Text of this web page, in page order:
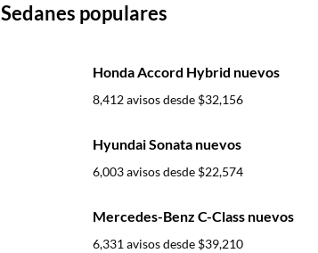
Sedanes populares
Honda Accord Hybrid nuevos
8,412 avisos desde $32,156
Hyundai Sonata nuevos
6,003 avisos desde $22,574
Mercedes-Benz C-Class nuevos
6,331 avisos desde $39,210